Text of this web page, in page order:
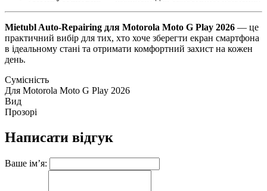
Mietubl Auto-Repairing для Motorola Moto G Play 2026 — це
практичний вибір для тих, хто хоче зберегти екран смартфона
в ідеальному стані та отримати комфортний захист на кожен
день.
Сумісність
Для Motorola Moto G Play 2026
Вид
Прозорі
Написати відгук
Ваше ім’я: